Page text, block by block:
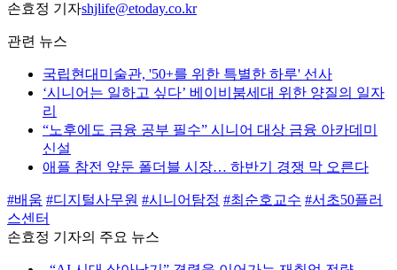
손효정 기자shjlife@etoday.co.kr
관련 뉴스
국립현대미술관, '50+를 위한 특별한 하루' 선사
‘시니어는 일하고 싶다’ 베이비붐세대 위한 양질의 일자
리
“노후에도 금융 공부 필수” 시니어 대상 금융 아카데미
신설
애플 참전 앞둔 폴더블 시장… 하반기 경쟁 막 오른다
#배움 #디지털사무원 #시니어탐정 #최순호교수 #서초50플러
스센터
손효정 기자의 주요 뉴스